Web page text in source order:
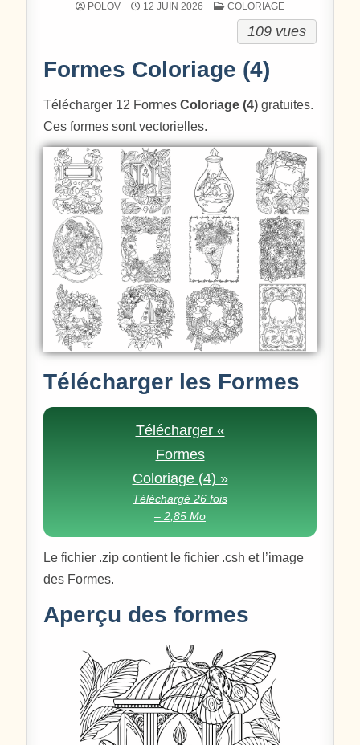
POLOV 12 JUIN 2026 POSTÉ DANS
COLORIAGE
109 vues
Formes Coloriage (4)
Télécharger 12 FormesColoriage (4) gratuites.
Ces formes sont vectorielles.
Télécharger les Formes
Télécharger «
Formes
Coloriage (4) »
Téléchargé 26 fois
– 2,85 Mo
Le fichier .zip contient le fichier .csh et l’image
des Formes.
Aperçu des formes